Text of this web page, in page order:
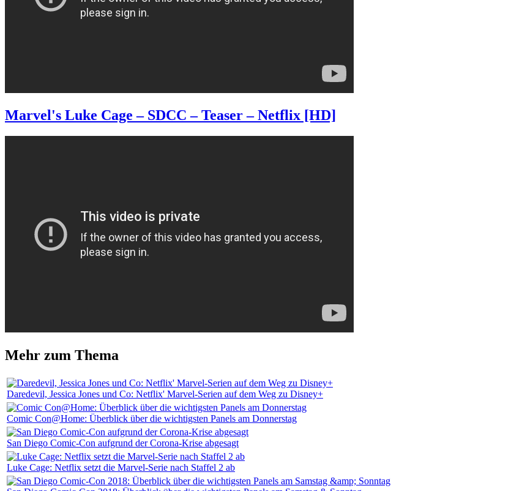
Marvel's Luke Cage – SDCC – Teaser – Netflix [HD]
Mehr zum Thema
Daredevil, Jessica Jones und Co: Netflix' Marvel-Serien auf dem Weg zu Disney+
Comic Con@Home: Überblick über die wichtigsten Panels am Donnerstag
San Diego Comic-Con aufgrund der Corona-Krise abgesagt
Luke Cage: Netflix setzt die Marvel-Serie nach Staffel 2 ab